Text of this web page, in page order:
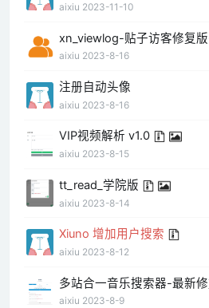
aixiu 2023-11-10
xn_viewlog-贴子访客修复
aixiu 2023-8-16
注册自动头像
aixiu 2023-8-16
VIP视频解析 v1.0
aixiu 2023-8-15
tt_read_学院版
aixiu 2023-8-14
Xiuno 增加用户搜索
aixiu 2023-8-12
多站合一音乐搜索器-最新
aixiu 2023-8-9